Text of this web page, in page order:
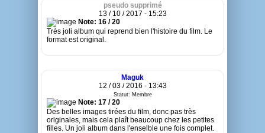
pseudo supprimé
13 / 10 / 2017 - 15:23
Note: 16 / 20
Très joli album qui reprend bien l'histoire du film. Le
format est original.
Maguk
12 / 03 / 2016 - 13:43
Statut: Membre
Note: 17 / 20
Des belles images tirées du film, donc pas très
originales, mais cela plaît beaucoup chez les petites
filles. Un joli album dans l'enselble une fois complet.